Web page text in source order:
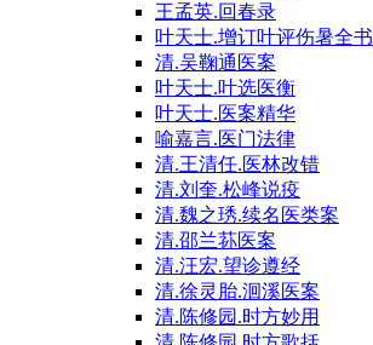
王孟英.回春录
叶天士.增订叶评伤暑全书
清.吴鞠通医案
叶天士.叶选医衡
叶天士.医案精华
喻嘉言.医门法律
清.王清任.医林改错
清.刘奎.松峰说疫
清.魏之琇.续名医类案
清.邵兰荪医案
清.汪宏.望诊遵经
清.徐灵胎.洄溪医案
清.陈修园.时方妙用